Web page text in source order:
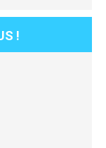
!